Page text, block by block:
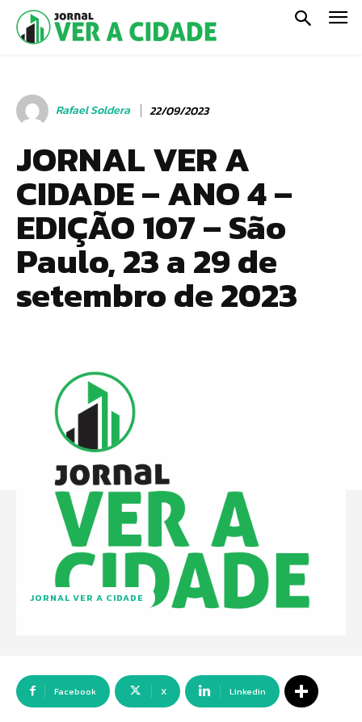
Rafael Soldera 22/09/2023
JORNAL VER A
CIDADE – ANO 4 –
EDIÇÃO 107 – São
Paulo, 23 a 29 de
setembro de 2023
JORNAL VER A CIDADE
Facebook X Linkedin